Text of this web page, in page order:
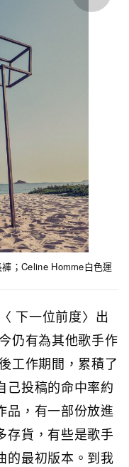
；Celine Homme白色運
下一位前度〉出
仍有為其他歌手作
工作期間，累積了
己投稿的命中率約
品，有一部份放進
存貨，有些是歌手
的最初版本。到我